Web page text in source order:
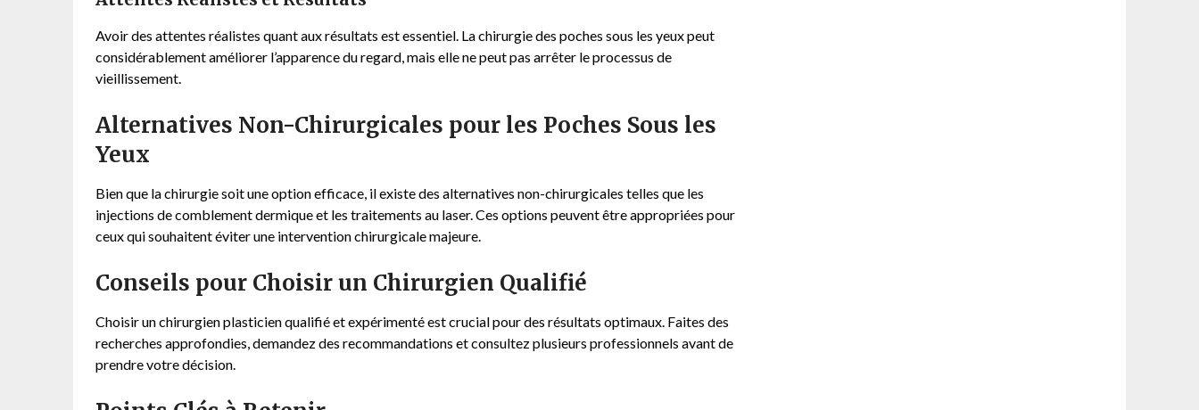
Avoir des attentes réalistes quant aux résultats est essentiel. La chirurgie des poches sous les yeux peut
considérablement améliorer l’apparence du regard, mais elle ne peut pas arrêter le processus de
vieillissement.
Alternatives Non-Chirurgicales pour les Poches Sous les
Yeux
Bien que la chirurgie soit une option efficace, il existe des alternatives non-chirurgicales telles que les
injections de comblement dermique et les traitements au laser. Ces options peuvent être appropriées pour
ceux qui souhaitent éviter une intervention chirurgicale majeure.
Conseils pour Choisir un Chirurgien Qualifié
Choisir un chirurgien plasticien qualifié et expérimenté est crucial pour des résultats optimaux. Faites des
recherches approfondies, demandez des recommandations et consultez plusieurs professionnels avant de
prendre votre décision.